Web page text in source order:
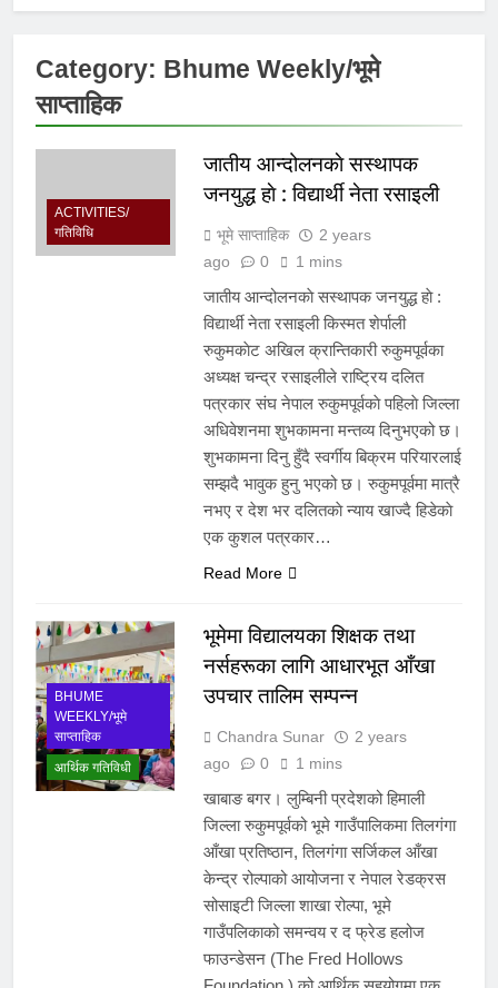
Category: Bhume Weekly/भूमे
साप्ताहिक
ACTIVITIES/
गतिविधि
जातीय आन्दोलनकाे सस्थापक
जनयुद्ध हाे : विद्यार्थी नेता रसाइली
भूमे साप्ताहिक
2 years
ago
0 1 mins
जातीय आन्दोलनकाे सस्थापक जनयुद्ध हाे :
विद्यार्थी नेता रसाइली किस्मत शेर्पाली
रुकुमकाेट अखिल क्रान्तिकारी रुकुमपूर्वका
अध्यक्ष चन्द्र रसाइलीले राष्ट्रिय दलित
पत्रकार संघ नेपाल रुकुमपूर्वकाे पहिलाे जिल्ला
अधिवेशनमा शुभकामना मन्तव्य दिनुभएको छ।
शुभकामना दिनु हुँदै स्वर्गीय बिक्रम परियारलाई
सम्झदै भावुक हुनु भएको छ। रुकुमपूर्वमा मात्रै
नभए र देश भर दलितकाे न्याय खाज्दै हिडेकाे
एक कुशल पत्रकार…
Read More
BHUME
WEEKLY/भूमे
साप्ताहिक
आर्थिक गतिविधी
भूमेमा विद्यालयका शिक्षक तथा
नर्सहरूका लागि आधारभूत आँखा
उपचार तालिम सम्पन्न
Chandra Sunar
2 years
ago
0 1 mins
खाबाङ बगर। लुम्बिनी प्रदेशको हिमाली
जिल्ला रुकुमपूर्वको भूमे गाउँपालिकमा तिलगंगा
आँखा प्रतिष्ठान, तिलगंगा सर्जिकल आँखा
केन्द्र रोल्पाको आयोजना र नेपाल रेडक्रस
सोसाइटी जिल्ला शाखा रोल्पा, भूमे
गाउँपलिकाको समन्वय र द फ्रेड हलोज
फाउन्डेसन (The Fred Hollows